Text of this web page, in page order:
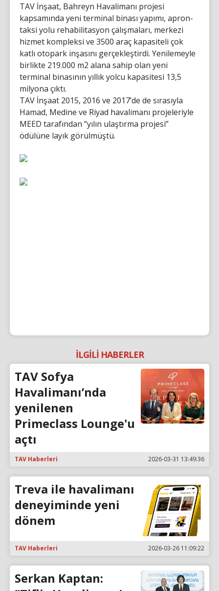
TAV İnşaat, Bahreyn Havalimanı projesi
kapsamında yeni terminal binası yapımı, apron-
taksi yolu rehabilitasyon çalışmaları, merkezi
hizmet kompleksi ve 3500 araç kapasiteli çok
katlı otopark inşasını gerçekleştirdi. Yenilemeyle
birlikte 219.000 m2 alana sahip olan yeni
terminal binasının yıllık yolcu kapasitesi 13,5
milyona çıktı.
TAV İnşaat 2015, 2016 ve 2017’de de sırasıyla
Hamad, Medine ve Riyad havalimanı projeleriyle
MEED tarafından “yılın ulaştırma projesi”
ödülüne layık görülmüştü.
İLGİLİ HABERLER
TAV Sofya
Havalimanı’nda
yenilenen
Primeclass Lounge'u
açtı
TAV Haberleri 2026-03-31 13:49:36
Treva ile havalimanı
deneyiminde yeni
dönem
TAV Haberleri 2026-03-26 11:09:22
Serkan Kaptan: